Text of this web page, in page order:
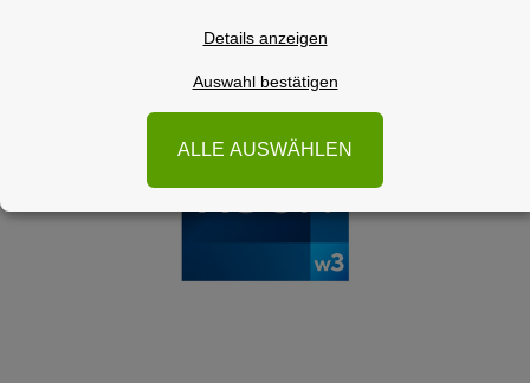
Details anzeigen
Auswahl bestätigen
ALLE AUSWÄHLEN